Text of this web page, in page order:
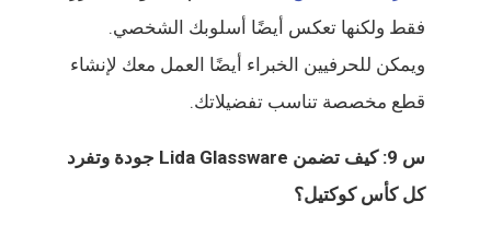
فقط ولكنها تعكس أيضًا أسلوبك الشخصي.
ويمكن للحرفيين الخبراء أيضًا العمل معك لإنشاء
قطع مخصصة تناسب تفضيلاتك.
س 9: كيف تضمن Lida Glassware جودة وتفرد
كل كأس كوكتيل؟